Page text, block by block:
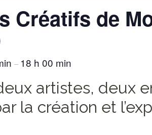
Créatifs de
– 18 h 00 min
artistes, deux
la création et